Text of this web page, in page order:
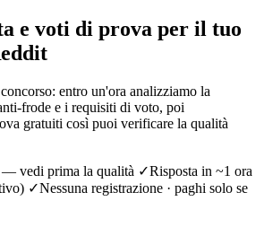
e voti di prova per il tuo
entro un'ora analizziamo la
frode e i requisiti di voto, poi
gratuiti così puoi verificare la qualità
vedi prima la qualità ✓Risposta in ~1 ora
✓Nessuna registrazione · paghi solo se